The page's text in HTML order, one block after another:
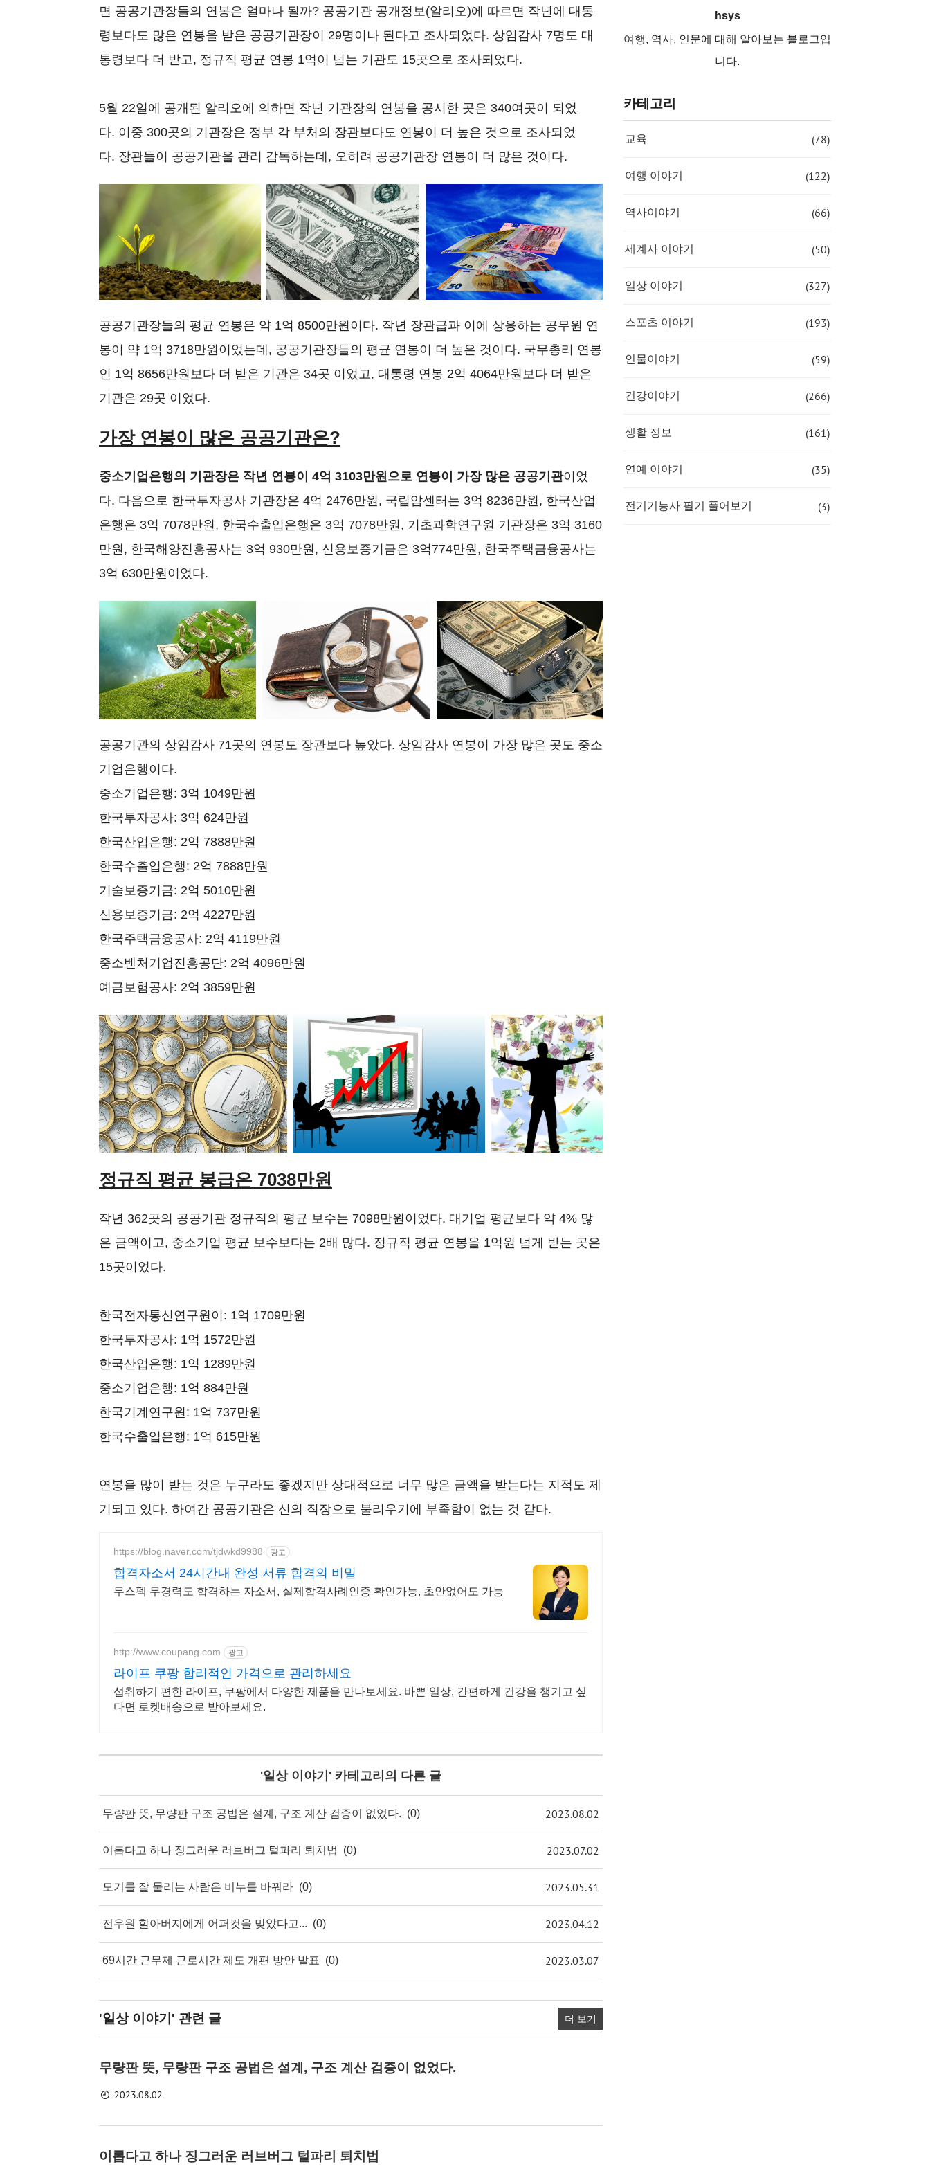
면 공공기관장들의 연봉은 얼마나 될까? 공공기관 공개정보(알리오)에 따르면 작년에 대통
령보다도 많은 연봉을 받은 공공기관장이 29명이나 된다고 조사되었다. 상임감사 7명도 대
통령보다 더 받고, 정규직 평균 연봉 1억이 넘는 기관도 15곳으로 조사되었다.
5월 22일에 공개된 알리오에 의하면 작년 기관장의 연봉을 공시한 곳은 340여곳이 되었
다. 이중 300곳의 기관장은 정부 각 부처의 장관보다도 연봉이 더 높은 것으로 조사되었
다. 장관들이 공공기관을 관리 감독하는데, 오히려 공공기관장 연봉이 더 많은 것이다.
공공기관장들의 평균 연봉은 약 1억 8500만원이다. 작년 장관급과 이에 상응하는 공무원 연
봉이 약 1억 3718만원이었는데, 공공기관장들의 평균 연봉이 더 높은 것이다. 국무총리 연봉
인 1억 8656만원보다 더 받은 기관은 34곳 이었고, 대통령 연봉 2억 4064만원보다 더 받은
기관은 29곳 이었다.
가장 연봉이 많은 공공기관은?
중소기업은행의 기관장은 작년 연봉이 4억 3103만원으로 연봉이 가장 많은 공공기관이었
다. 다음으로 한국투자공사 기관장은 4억 2476만원, 국립암센터는 3억 8236만원, 한국산업
은행은 3억 7078만원, 한국수출입은행은 3억 7078만원, 기초과학연구원 기관장은 3억 3160
만원, 한국해양진흥공사는 3억 930만원, 신용보증기금은 3억774만원, 한국주택금융공사는
3억 630만원이었다.
공공기관의 상임감사 71곳의 연봉도 장관보다 높았다. 상임감사 연봉이 가장 많은 곳도 중소
기업은행이다.
중소기업은행: 3억 1049만원
한국투자공사: 3억 624만원
한국산업은행: 2억 7888만원
한국수출입은행: 2억 7888만원
기술보증기금: 2억 5010만원
신용보증기금: 2억 4227만원
한국주택금융공사: 2억 4119만원
중소벤처기업진흥공단: 2억 4096만원
예금보험공사: 2억 3859만원
정규직 평균 봉급은 7038만원
작년 362곳의 공공기관 정규직의 평균 보수는 7098만원이었다. 대기업 평균보다 약 4% 많
은 금액이고, 중소기업 평균 보수보다는 2배 많다. 정규직 평균 연봉을 1억원 넘게 받는 곳은
15곳이었다.
한국전자통신연구원이: 1억 1709만원
한국투자공사: 1억 1572만원
한국산업은행: 1억 1289만원
중소기업은행: 1억 884만원
한국기계연구원: 1억 737만원
한국수출입은행: 1억 615만원
연봉을 많이 받는 것은 누구라도 좋겠지만 상대적으로 너무 많은 금액을 받는다는 지적도 제
기되고 있다. 하여간 공공기관은 신의 직장으로 불리우기에 부족함이 없는 것 같다.
https://blog.naver.com/tjdwkd9988 광고
합격자소서 24시간내 완성 서류 합격의 비밀
무스펙 무경력도 합격하는 자소서, 실제합격사례인증 확인가능, 초안없어도 가능
http://www.coupang.com 광고
라이프 쿠팡 합리적인 가격으로 관리하세요
섭취하기 편한 라이프, 쿠팡에서 다양한 제품을 만나보세요. 바쁜 일상, 간편하게 건강을 챙기고 싶
다면 로켓배송으로 받아보세요.
'일상 이야기 ' 카테고리의 다른 글
무량판 뜻, 무량판 구조 공법은 설계, 구조 계산 검증이 없었다. (0) 2023.08.02
이롭다고 하나 징그러운 러브버그 털파리 퇴치법 (0) 2023.07.02
모기를 잘 물리는 사람은 비누를 바꿔라 (0) 2023.05.31
전우원 할아버지에게 어퍼컷을 맞았다고... (0) 2023.04.12
69시간 근무제 근로시간 제도 개편 방안 발표 (0) 2023.03.07
'일상 이야기' 관련 글 더 보기
무량판 뜻, 무량판 구조 공법은 설계, 구조 계산 검증이 없었다.
2023.08.02
이롭다고 하나 징그러운 러브버그 털파리 퇴치법
hsys
여행, 역사, 인문에 대해 알아보는 블로그입
니다.
카테고리
교육 (78)
여행 이야기 (122)
역사이야기 (66)
세계사 이야기 (50)
일상 이야기 (327)
스포츠 이야기 (193)
인물이야기 (59)
건강이야기 (266)
생활 정보 (161)
연예 이야기 (35)
전기기능사 필기 풀어보기 (3)